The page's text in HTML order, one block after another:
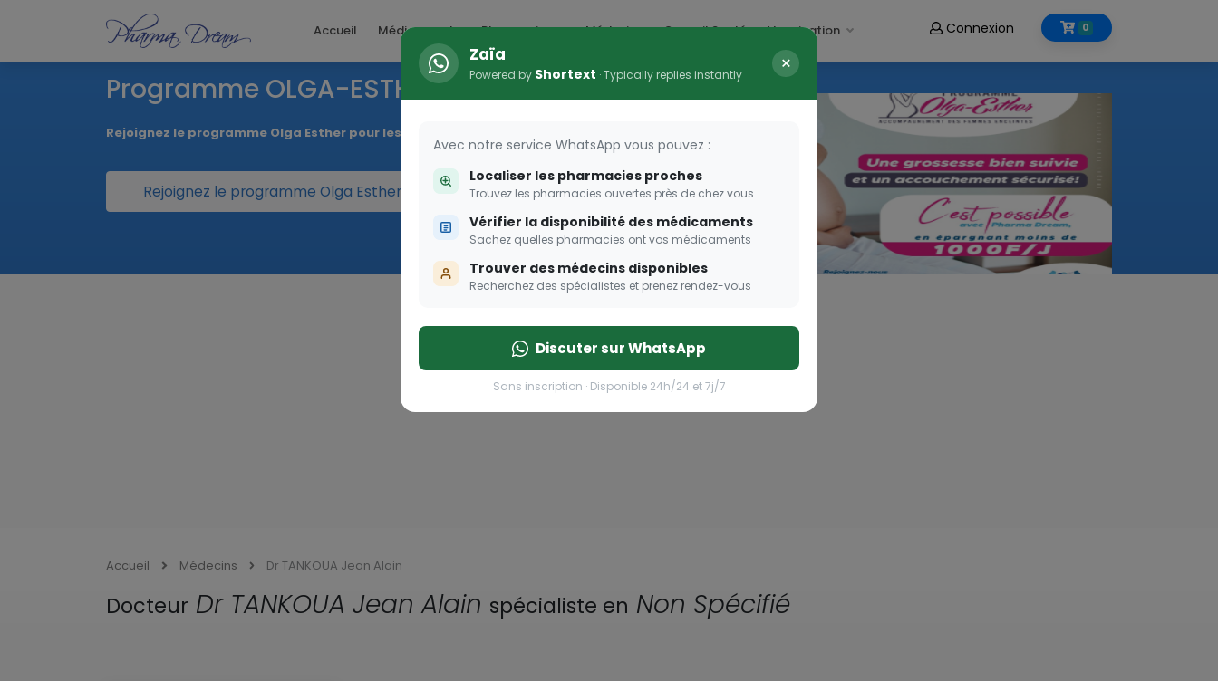
Accueil Médicaments Pharmacies Médecins Conseil Santé Vaccination 0
Connexion
Programme OLGA-ESTHER
Rejoignez le programme Olga Esther pour les femmes enceintes
Rejoignez le programme Olga Esther pour les femmes enceintes
Accueil Médecins Dr TANKOUA Jean Alain
Docteur Dr TANKOUA Jean Alain spécialiste en Non Spécifié
Zaïa
Powered by Shortext · Typically replies instantly ×
Avec notre service WhatsApp vous pouvez :
Localiser les pharmacies proches
Trouvez les pharmacies ouvertes près de chez vous
Vérifier la disponibilité des médicaments
Sachez quelles pharmacies ont vos médicaments
Trouver des médecins disponibles
Recherchez des spécialistes et prenez rendez-vous
Discuter sur WhatsApp
Sans inscription · Disponible 24h/24 et 7j/7